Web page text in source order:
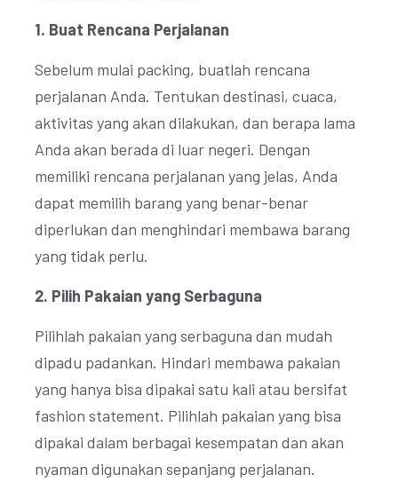
1. Buat Rencana Perjalanan
Sebelum mulai packing, buatlah rencana
perjalanan Anda. Tentukan destinasi, cuaca,
aktivitas yang akan dilakukan, dan berapa lama
Anda akan berada di luar negeri. Dengan
memiliki rencana perjalanan yang jelas, Anda
dapat memilih barang yang benar-benar
diperlukan dan menghindari membawa barang
yang tidak perlu.
2. Pilih Pakaian yang Serbaguna
Pilihlah pakaian yang serbaguna dan mudah
dipadu padankan. Hindari membawa pakaian
yang hanya bisa dipakai satu kali atau bersifat
fashion statement. Pilihlah pakaian yang bisa
dipakai dalam berbagai kesempatan dan akan
nyaman digunakan sepanjang perjalanan.